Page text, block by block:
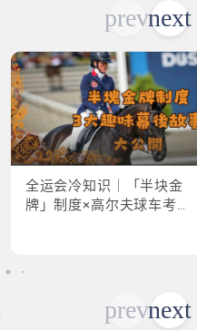
全运会冷知识｜「半块金
牌」制度×高尔夫球车考牌